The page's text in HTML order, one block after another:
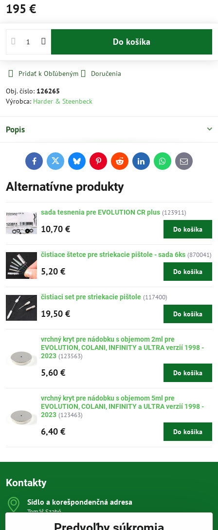
195 €
Do košíka
Pridať k Obľúbeným
Doručenia
Obj. číslo: 126265
Výrobca: Harder & Steenbeck
Popis
FacebookTwitterBlueskyPinterestReddit LinkedInWhatsApp
E-
mail
Alternatívne produkty
sada tesnenia pre EVOLUTION CR plus (123911)
10,70 € Do košíka
čistiace štetce pre striekacie pištole - sada 6ks (870041)
5,20 € Do košíka
čistiaci set pre striekacie pištole (117400)
19,50 € Do košíka
vrchný kryt pre nádobku s objemom 2ml pre
EVOLUTION, COLANI, INFINITY a ULTRA verzií 1998 -
2023 (123563)
5,60 € Do košíka
vrchný kryt pre nádobku s objemom 5ml pre
EVOLUTION, COLANI, INFINITY a ULTRA verzií 1998 -
2023 (123463)
6,40 € Do košíka
Kontakty
Sídlo a korešpondenčná adresa
Tomáš Szabó
851 03 Bratislava